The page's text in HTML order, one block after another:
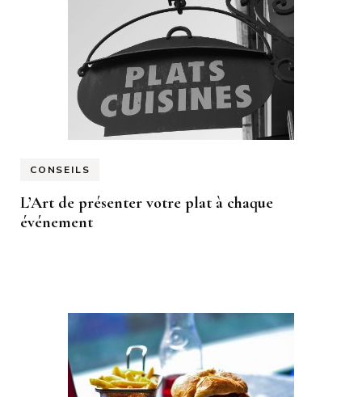
CONSEILS
L’Art de présenter votre plat à chaque
événement